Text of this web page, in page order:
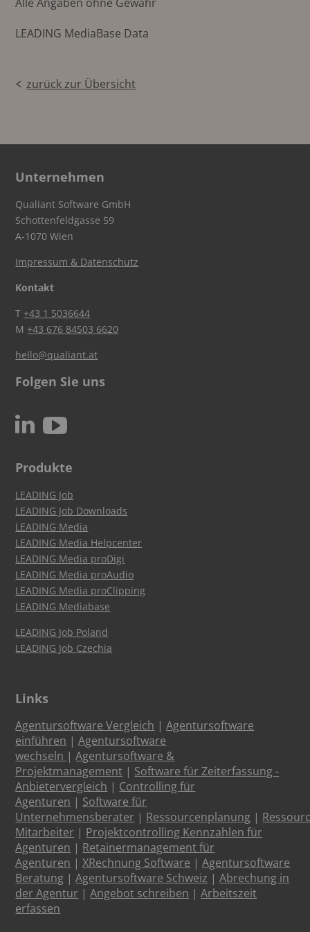
Alle Angaben ohne Gewähr
LEADING MediaBase Data
zurück zur Übersicht
Unternehmen
Qualiant Software GmbH
Schottenfeldgasse 59
A-1070 Wien
Impressum & Datenschutz
Kontakt
T+43 1 5036644
M+43 676 84503 6620
hello@qualiant.at
Folgen Sie uns
N c
Produkte
LEADING Job
LEADING Job Downloads
LEADING Media
LEADING Media Helpcenter
LEADING Media proDigi
LEADING Media proAudio
LEADING Media proClipping
LEADING Mediabase
LEADING Job Poland
LEADING Job Czechia
Links
Agentursoftware Vergleich |Agentursoftware
einführen |Agentursoftware
wechseln |Agentursoftware &
Projektmanagement | Software für Zeiterfassung -
Anbietervergleich | Controlling für
Agenturen | Software für
Unternehmensberater | Ressourcenplanung |
Mitarbeiter | Projektcontrolling Kennzahlen für
Agenturen | Retainermanagement für
Agenturen |XRechnung Software |Agentursoftware
Beratung |Agentursoftware Schweiz |Abrechung in
der Agentur |Angebot schreiben |Arbeitszeit
erfassen